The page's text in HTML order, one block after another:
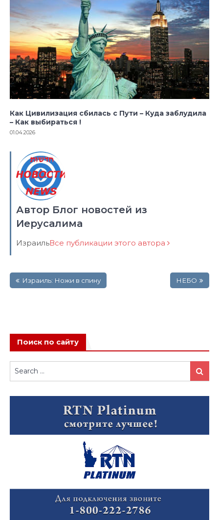
Как Цивилизация сбилась с Пути – Куда заблудила
– Как выбираться !
01.04.2026
Автор Блог новостей из
Иерусалима
ИзраильВсе публикации этого автора
по Израиль: Ножи в спину НЕБО
Поиск по сайту
for:
Search